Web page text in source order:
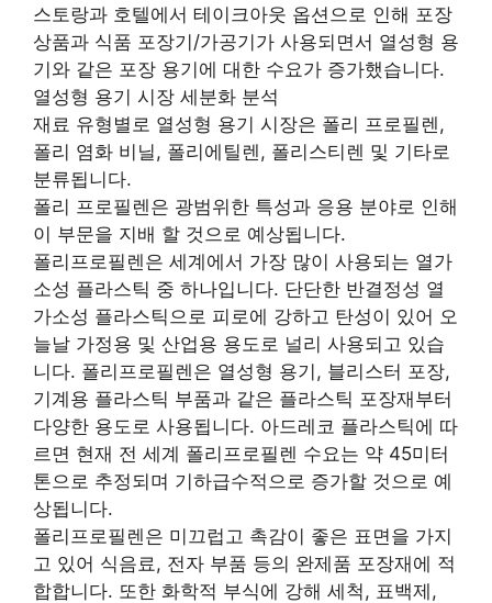
스토랑과 호텔에서 테이크아웃 옵션으로 인해 포장
상품과 식품 포장기/가공기가 사용되면서 열성형 용
기와 같은 포장 용기에 대한 수요가 증가했습니다.
열성형 용기 시장 세분화 분석
재료 유형별로 열성형 용기 시장은 폴리 프로필렌,
폴리 염화 비닐, 폴리에틸렌, 폴리스티렌 및 기타로
분류됩니다.
폴리 프로필렌은 광범위한 특성과 응용 분야로 인해
이 부문을 지배 할 것으로 예상됩니다.
폴리프로필렌은 세계에서 가장 많이 사용되는 열가
소성 플라스틱 중 하나입니다. 단단한 반결정성 열
가소성 플라스틱으로 피로에 강하고 탄성이 있어 오
늘날 가정용 및 산업용 용도로 널리 사용되고 있습
니다. 폴리프로필렌은 열성형 용기, 블리스터 포장,
기계용 플라스틱 부품과 같은 플라스틱 포장재부터
다양한 용도로 사용됩니다. 아드레코 플라스틱에 따
르면 현재 전 세계 폴리프로필렌 수요는 약 45미터
톤으로 추정되며 기하급수적으로 증가할 것으로 예
상됩니다.
폴리프로필렌은 미끄럽고 촉감이 좋은 표면을 가지
고 있어 식음료, 전자 부품 등의 완제품 포장재에 적
합합니다. 또한 화학적 부식에 강해 세척, 표백제,